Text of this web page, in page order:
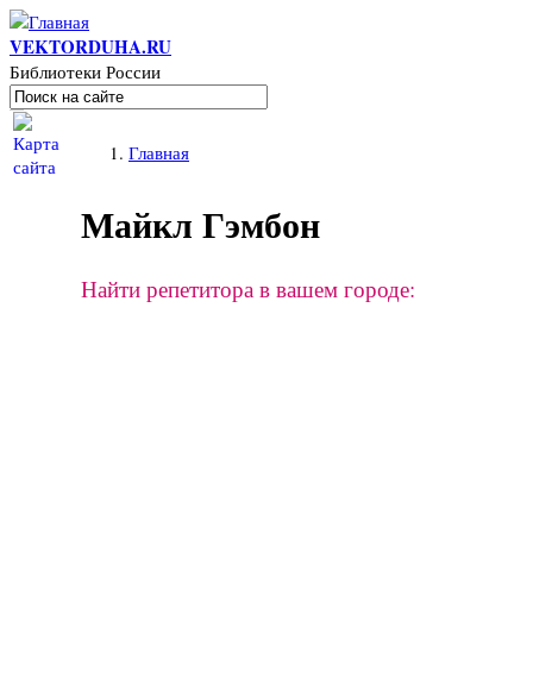
Перейти к основному содержанию
VEKTORDUHA.RU
Библиотеки России
Форма поиска
Поиск
Вы здесьГлавная
Майкл Гэмбон
Найти репетитора в вашем городе: